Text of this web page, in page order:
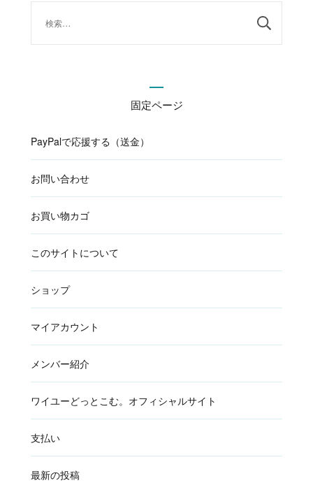
固定ページ
PayPalで応援する（送金）
お問い合わせ
お買い物カゴ
このサイトについて
ショップ
マイアカウント
メンバー紹介
ワイユーどっとこむ。オフィシャルサイト
支払い
最新の投稿